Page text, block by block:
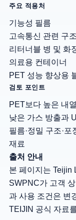
주요 적용처
기능성 필름
고속통신 관련 구조
리터너블 병 및 화
의료용 컨테이너
PET 성능 향상용
검토 포인트
PET보다 높은 내
낮은 가스 방출과
필름·정밀 구조·
재료
출처 안내
본 페이지는 Teijin
SWPNC가 고객
과 사용 조건은 변
TEIJIN 공식 자료